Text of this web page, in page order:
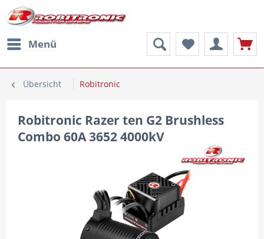
Menü
Übersicht Robitronic
Robitronic Razer ten G2 Brushless
Combo 60A 3652 4000kV